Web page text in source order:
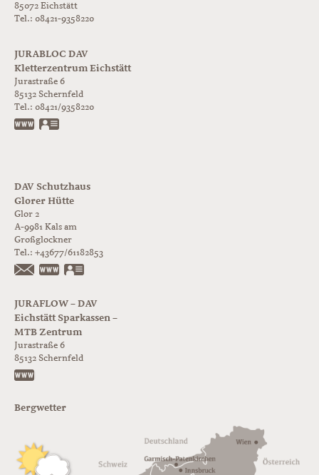
85072 Eichstätt
Tel.: 08421-9358220
JURABLOC DAV
Kletterzentrum Eichstätt
Jurastraße 6
85132 Schernfeld
Tel.: 08421/9358220
www.jurabloc.de
DAV Schutzhaus
Glorer Hütte
Glor 2
A-9981 Kals am
Großglockner
Tel.: +43677/61182853
https://www.glorer-huette.at/
JURAFLOW – DAV
Eichstätt Sparkassen –
MTB Zentrum
Jurastraße 6
85132 Schernfeld
Bergwetter